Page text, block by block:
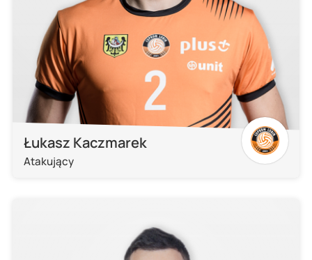
Łukasz Kaczmarek
Atakujący